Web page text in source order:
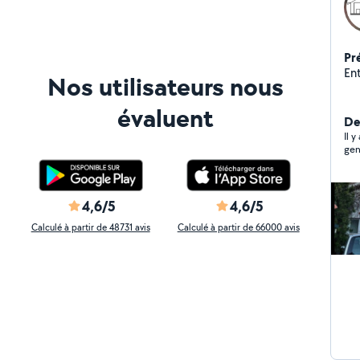
Nos utilisateurs nous
évaluent
4,6/5
Calculé à partir de 48731 avis
4,6/5
Calculé à partir de 66000 avis
Il y